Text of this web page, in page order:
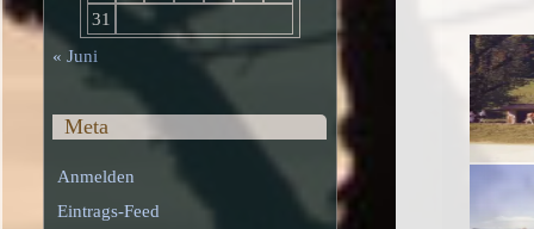
31
« Juni
Meta
Anmelden
Eintrags-Feed